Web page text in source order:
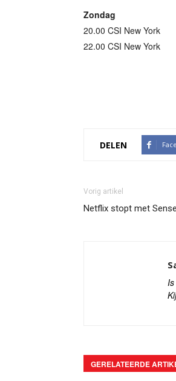
Zondag
20.00 CSI New York
22.00 CSI New York
DELEN
Vorig artikel
Netflix stopt met
GERELATEERDE